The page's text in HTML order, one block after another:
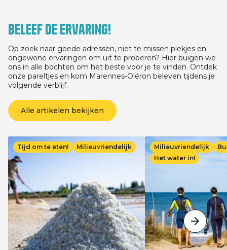
verblijfsdatum, tussen
13/09/2026.
Beleef de ervaring!
Op zoek naar goede adressen, niet te missen plekjes en
ongewone ervaringen om uit te proberen? Hier buigen we
ons in alle bochten om het beste voor je te vinden. Ontdek
onze pareltjes en kom Marennes-Oléron beleven tijdens je
volgende verblijf.
Alle artikelen bekijken
Tijd om te eten! Milieuvriendelijk
Afbeelding
Milieuvriendelijk
Het water in!
Afbeelding